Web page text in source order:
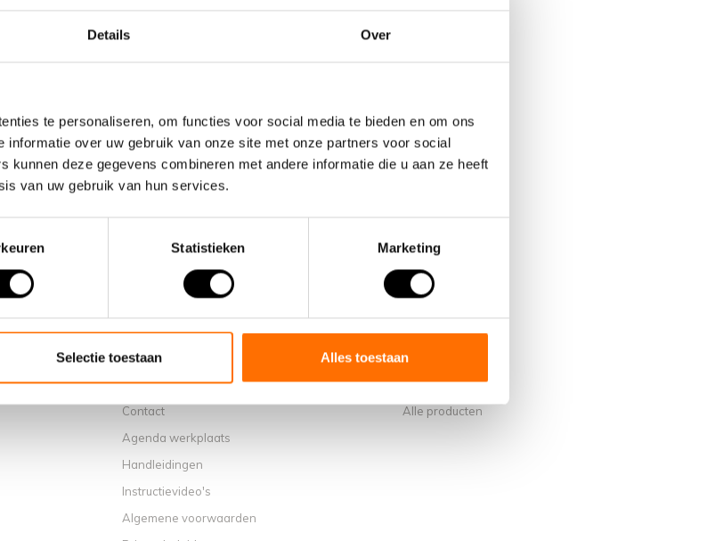
Details Over
te personaliseren, om functies voor social media te bieden en om ons
informatie over uw gebruik van onze site met onze partners voor social
kunnen deze gegevens combineren met andere informatie die u aan ze heeft
van uw gebruik van hun services.
Statistieken Marketing
Selectie toestaan Alles toestaan
Waarom een elektrische vouwfiets van Lacros
Showroom Schijndel
Verkooppunten
Contact
Agenda werkplaats
Handleidingen
Instructievideo's
Algemene voorwaarden
Mijn account
Mijn bestellingen
Mijn verlanglijst
Vergelijk
Alle producten